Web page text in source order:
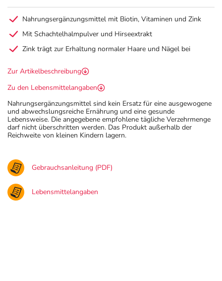
Nahrungsergänzungsmittel mit Biotin, Vitaminen und Zink
Mit Schachtelhalmpulver und Hirseextrakt
Zink trägt zur Erhaltung normaler Haare und Nägel bei
Zur Artikelbeschreibung
Zu den Lebensmittelangaben
Nahrungsergänzungsmittel sind kein Ersatz für eine ausgewogene
und abwechslungsreiche Ernährung und eine gesunde
Lebensweise. Die angegebene empfohlene tägliche Verzehrmenge
darf nicht überschritten werden. Das Produkt außerhalb der
Reichweite von kleinen Kindern lagern.
Gebrauchsanleitung (PDF)
Lebensmittelangaben